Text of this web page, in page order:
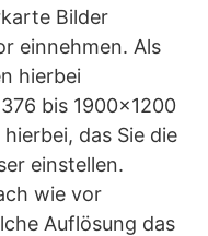
Bilder
einnehmen. Als
hierbei
bis 1900×1200
das Sie die
einstellen.
wie vor
Auflösung das